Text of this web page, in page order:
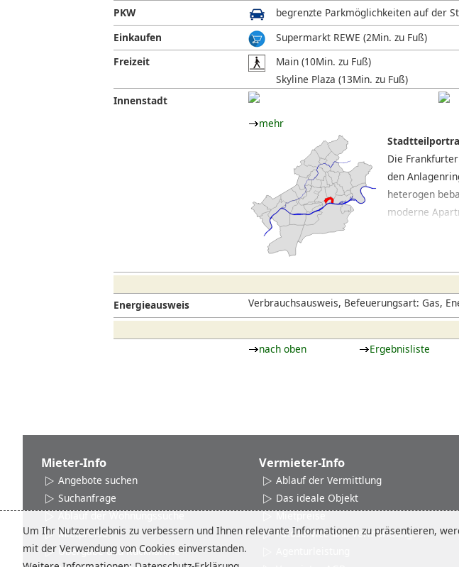
PKW
begrenzte Parkmöglichkeiten auf der
Einkaufen
Supermarkt REWE (2Min. zu Fuß)
Freizeit
Main (10Min. zu Fuß)
Skyline Plaza (13Min. zu Fuß)
Innenstadt
mehr
Die
den
heterogen
moderne
haben.
Energieausweis Verbrauchsausweis, Befeuerungsart: Gas,
nach oben Ergebnisliste
Mieter-Info
Angebote suchen
Suchanfrage
Ablauf der Wohnungssuche
Mietpreise
Übergabe und Rücknahme
Vermieter-Info
Ablauf der Vermittlung
Das ideale Objekt
Mietpreise
Fotoservice und Vermarktung
Um Ihr Nutzererlebnis zu verbessern und Ihnen relevante Informationen zu präsentieren,
mit der Verwendung von Cookies einverstanden.